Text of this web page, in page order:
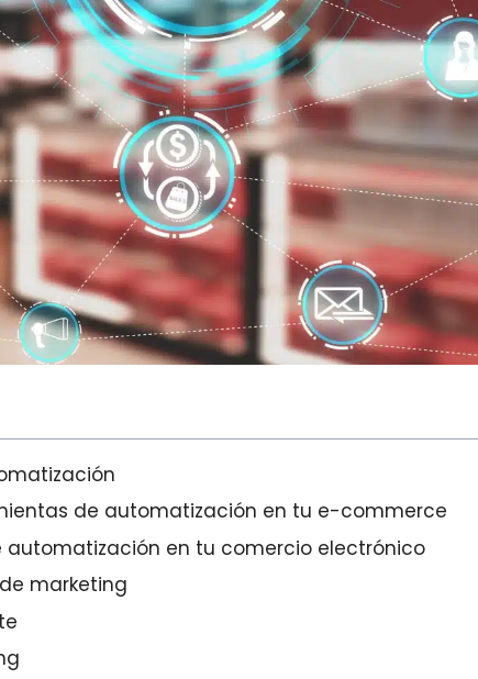
de automatización en tu e-commerce
en tu comercio electrónico
marketing